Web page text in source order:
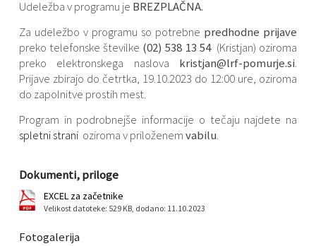
Udeležba v programu je BREZPLAČNA.
Za udeležbo v programu so potrebne predhodne prijave
preko telefonske številke (02) 538 13 54(Kristjan) oziroma
preko elektronskega naslova kristjan@lrf-pomurje.si.
Prijave zbirajo do četrtka, 19.10.2023 do 12:00 ure, oziroma
do zapolnitve prostih mest.
Program in podrobnejše informacije o tečaju najdete na
spletni strani oziroma v priloženemvabilu.
Dokumenti, priloge
EXCEL za začetnike
Velikost datoteke: 529 KB, dodano: 11.10.2023
Fotogalerija